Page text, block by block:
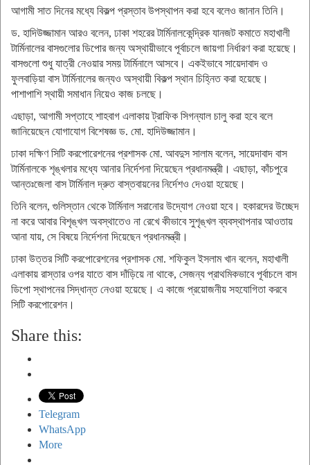
আগামী সাত দিনের মধ্যে বিকল্প প্রস্তাব উপস্থাপন করা হবে বলেও জানান তিনি।
ড. হাদিউজ্জামান আরও বলেন, ঢাকা শহরের টার্মিনালকেন্দ্রিক যানজট কমাতে মহাখালী
টার্মিনালের বাসগুলোর ডিপোর জন্য অস্থায়ীভাবে পূর্বাচলে জায়গা নির্ধারণ করা হয়েছে।
বাসগুলো শুধু যাত্রী নেওয়ার সময় টার্মিনালে আসবে। একইভাবে সায়েদাবাদ ও
ফুলবাড়িয়া বাস টার্মিনালের জন্যও অস্থায়ী বিকল্প স্থান চিহ্নিত করা হয়েছে।
পাশাপাশি স্থায়ী সমাধান নিয়েও কাজ চলছে।
এছাড়া, আগামী সপ্তাহে শাহবাগ এলাকায় ট্রাফিক সিগন্যাল চালু করা হবে বলে
জানিয়েছেন যোগাযোগ বিশেষজ্ঞ ড. মো. হাদিউজ্জামান।
ঢাকা দক্ষিণ সিটি করপোরেশনের প্রশাসক মো. আবদুস সালাম বলেন, সায়েদাবাদ বাস
টার্মিনালকে শৃঙ্খলার মধ্যে আনার নির্দেশনা দিয়েছেন প্রধানমন্ত্রী। এছাড়া, কাঁচপুরে
আন্তঃজেলা বাস টার্মিনাল দ্রুত বাস্তবায়নের নির্দেশও দেওয়া হয়েছে।
তিনি বলেন, গুলিস্তান থেকে টার্মিনাল সরানোর উদ্যোগ নেওয়া হবে। হকারদের উচ্ছেদ
না করে আবার বিশৃঙ্খল অবস্থাতেও না রেখে কীভাবে সুশৃঙ্খল ব্যবস্থাপনার আওতায়
আনা যায়, সে বিষয়ে নির্দেশনা দিয়েছেন প্রধানমন্ত্রী।
ঢাকা উত্তর সিটি করপোরেশনের প্রশাসক মো. শফিকুল ইসলাম খান বলেন, মহাখালী
এলাকায় রাস্তার ওপর যাতে বাস দাঁড়িয়ে না থাকে, সেজন্য প্রাথমিকভাবে পূর্বাচলে বাস
ডিপো স্থাপনের সিদ্ধান্ত নেওয়া হয়েছে। এ কাজে প্রয়োজনীয় সহযোগিতা করবে
সিটি করপোরেশন।
Share this:
Telegram
WhatsApp
More